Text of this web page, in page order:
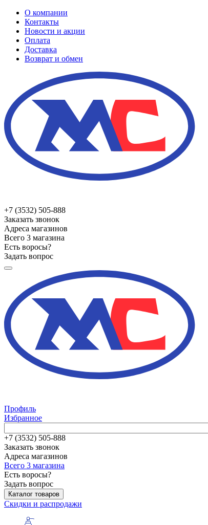
О компании
Контакты
Новости и акции
Оплата
Доставка
Возврат и обмен
+7 (3532) 505-888
Заказать звонок
Адреса магазинов
Всего 3 магазина
Есть воросы?
Задать вопрос
Профиль
Избранное
+7 (3532) 505-888
Заказать звонок
Адреса магазинов
Всего 3 магазина
Есть воросы?
Задать вопрос
Каталог товаров
Скидки и распродажи